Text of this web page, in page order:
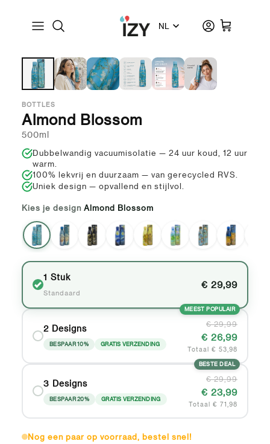
Taal Account
30 dagen gratis proberen
1 jaar garantie
Officiële collectie
Vaatwasmachinebestendig
BOTTLES
Almond Blossom
500ml
Dubbelwandig vacuumisolatie — 24 uur koud, 12 uur
warm.
100% lekvrij en duurzaam — van gerecycled RVS.
Uniek design — opvallend en stijlvol.
Kies je design Almond Blossom
1 Stuk
Standaard
€ 29,99
MEEST POPULAIR
2 Designs
BESPAAR 10% GRATIS VERZENDING
€ 29,99
€ 26,99
Totaal € 53,98
BESTE DEAL
3 Designs
BESPAAR 20% GRATIS VERZENDING
€ 29,99
€ 23,99
Totaal € 71,98
Nog een paar op voorraad, bestel snel!